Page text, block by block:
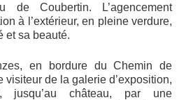
de Coubertin. L’agencement
à l’extérieur, en pleine verdure,
et sa beauté.
en bordure du Chemin de
visiteur de la galerie d’exposition,
jusqu’au château, par une